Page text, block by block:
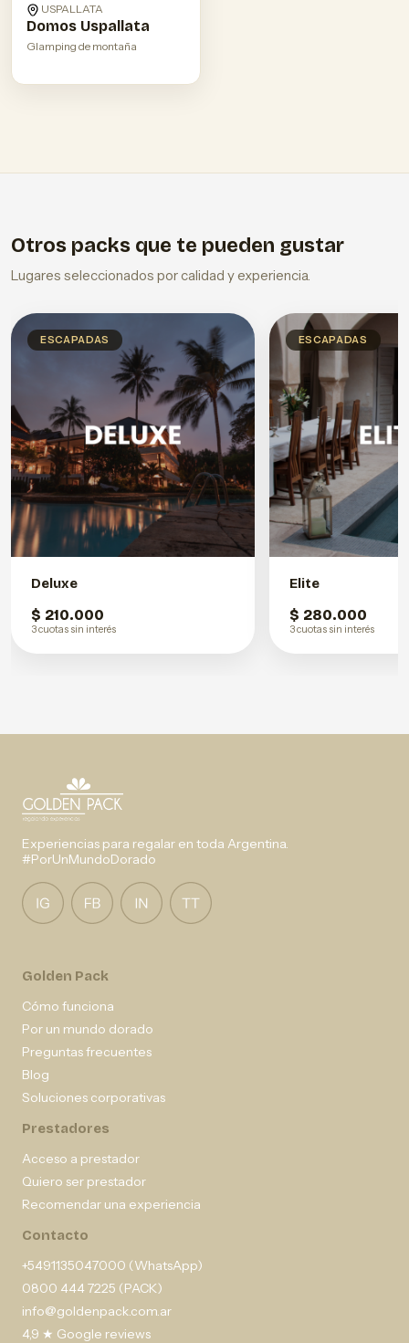
USPALLATA
Domos Uspallata
Glamping de montaña
Otros packs que te pueden gustar
Lugares seleccionados por calidad y experiencia.
ESCAPADAS
Deluxe
$ 210.000
3 cuotas sin interés
ESCAPADAS
Elite
$ 280.000
3 cuotas sin interés
Experiencias para regalar en toda Argentina.
#PorUnMundoDorado
Golden Pack
Cómo funciona
Por un mundo dorado
Preguntas frecuentes
Blog
Soluciones corporativas
Prestadores
Acceso a prestador
Quiero ser prestador
Recomendar una experiencia
Contacto
+5491135047000 (WhatsApp)
0800 444 7225 (PACK)
info@goldenpack.com.ar
4,9 ★ Google reviews